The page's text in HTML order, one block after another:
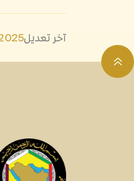
آخر تعديل30/09/